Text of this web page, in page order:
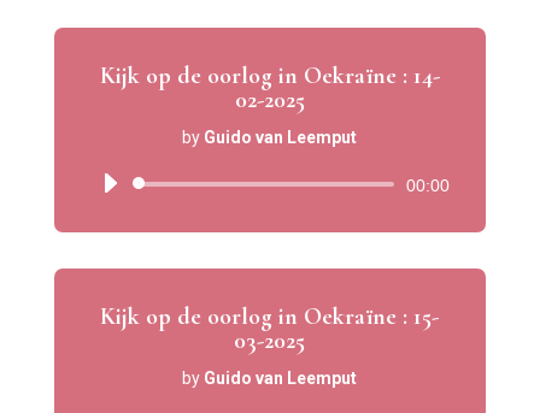
Kijk op de oorlog in Oekraïne : 14-
02-2025
by Guido van Leemput
Audio
00:00
Kijk op de oorlog in Oekraïne : 15-
03-2025
by Guido van Leemput